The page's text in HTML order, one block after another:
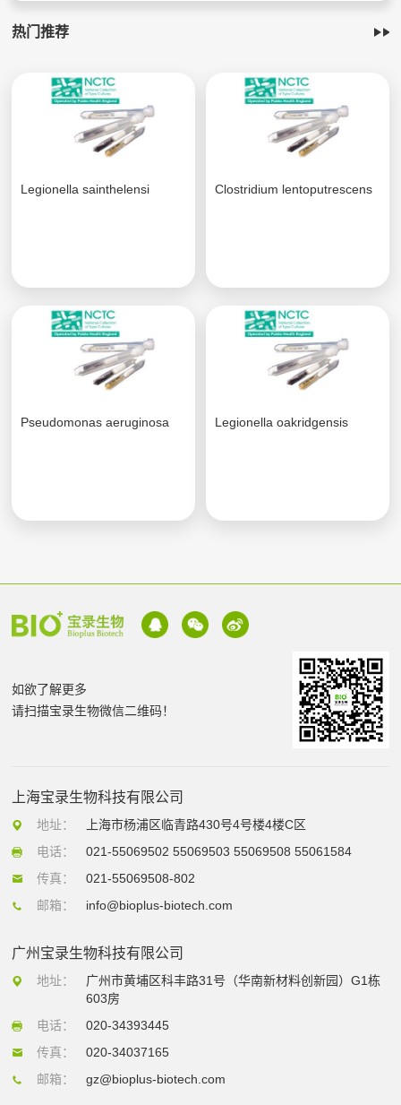
热门推荐
Legionella sainthelensi Clostridium lentoputrescens
Pseudomonas aeruginosa Legionella oakridgensis
如欲了解更多
请扫描宝录生物微信二维码！
上海宝录生物科技有限公司
地址：
上海市杨浦区临青路430号4号楼4楼C区
电话：
021-55069502 55069503 55069508 55061584
传真：
021-55069508-802
邮箱：
info@bioplus-biotech.com
广州宝录生物科技有限公司
地址：
广州市黄埔区科丰路31号（华南新材料创新园）G1栋
603房
电话：
020-34393445
传真：
020-34037165
邮箱：
gz@bioplus-biotech.com